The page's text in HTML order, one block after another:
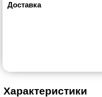
Доставка
Характеристики